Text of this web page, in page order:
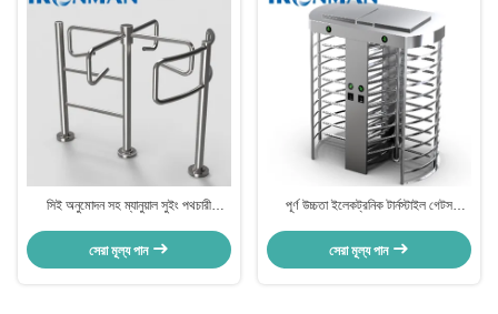
সিই অনুমোদন সহ ম্যানুয়াল সুইং পথচারী
সেরা মূল্য পান
পূর্ণ উচ্চতা ইলেকট্রনিক টার্নস্টাইল গেটস
সেরা মূল্য পান